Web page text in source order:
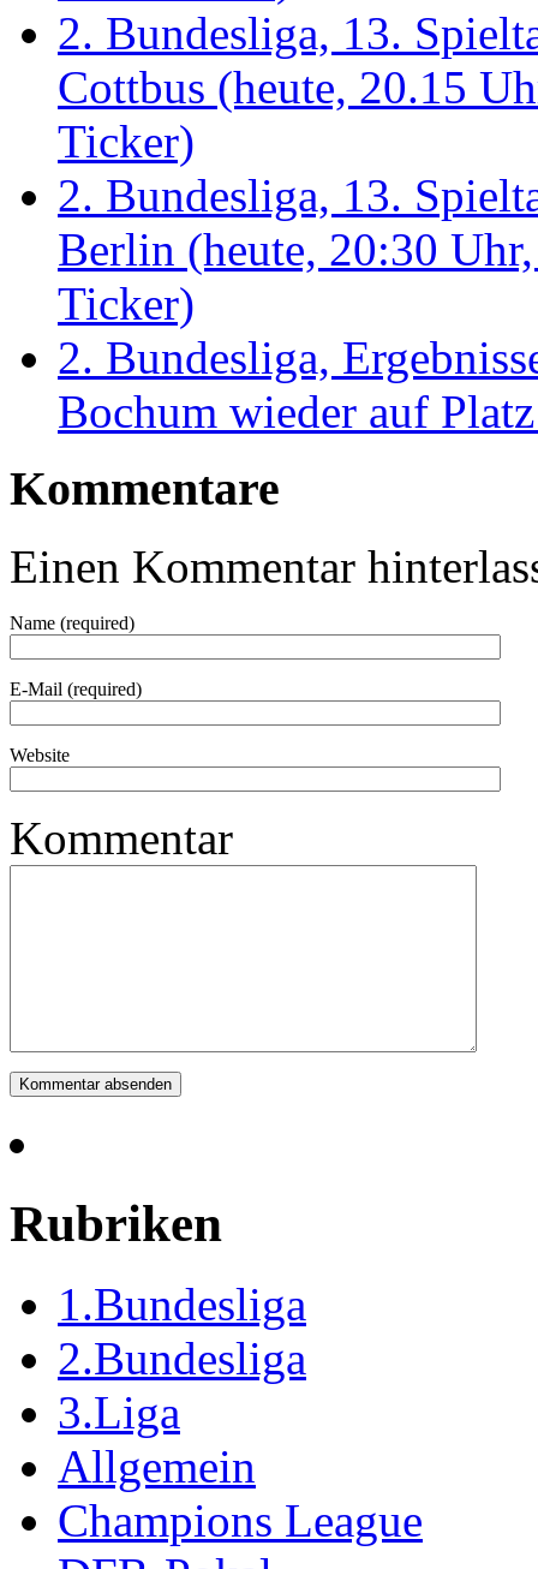
2. Bundesliga, 13.
Cottbus (heute, 20.15
Ticker)
2. Bundesliga, 13.
Berlin (heute, 20:30
Ticker)
2. Bundesliga,
Bochum wieder auf
Kommentare
Einen Kommentar
Name (required)
E-Mail (required)
Website
Kommentar
Rubriken
1.Bundesliga
2.Bundesliga
3.Liga
Allgemein
Champions League